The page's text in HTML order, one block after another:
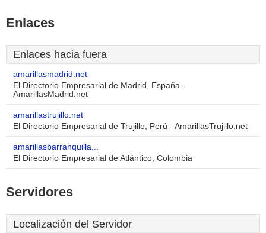
Enlaces
Enlaces hacia fuera
amarillasmadrid.net
El Directorio Empresarial de Madrid, España -
AmarillasMadrid.net
amarillastrujillo.net
El Directorio Empresarial de Trujillo, Perú - AmarillasTrujillo.net
amarillasbarranquilla...
El Directorio Empresarial de Atlántico, Colombia
Servidores
Localización del Servidor